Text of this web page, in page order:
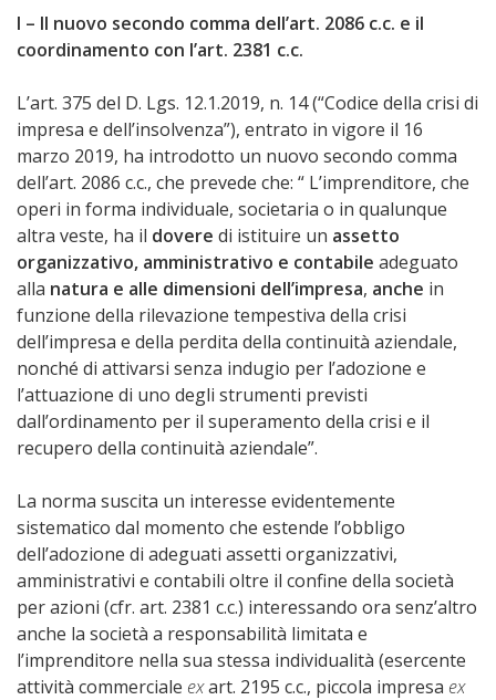
I – Il nuovo secondo comma dell’art. 2086 c.c. e il
coordinamento con l’art. 2381 c.c.
L’art. 375 del D. Lgs. 12.1.2019, n. 14 (“Codice della crisi di
impresa e dell’insolvenza”), entrato in vigore il 16
marzo 2019, ha introdotto un nuovo secondo comma
dell’art. 2086 c.c., che prevede che: “ L’imprenditore, che
operi in forma individuale, societaria o in qualunque
altra veste, ha il dovere di istituire un assetto
organizzativo, amministrativo e contabile adeguato
alla natura e alle dimensioni dell’impresa, anche in
funzione della rilevazione tempestiva della crisi
dell’impresa e della perdita della continuità aziendale,
nonché di attivarsi senza indugio per l’adozione e
l’attuazione di uno degli strumenti previsti
dall’ordinamento per il superamento della crisi e il
recupero della continuità aziendale”.
La norma suscita un interesse evidentemente
sistematico dal momento che estende l’obbligo
dell’adozione di adeguati assetti organizzativi,
amministrativi e contabili oltre il confine della società
per azioni (cfr. art. 2381 c.c.) interessando ora senz’altro
anche la società a responsabilità limitata e
l’imprenditore nella sua stessa individualità (esercente
attività commerciale exart. 2195 c.c., piccola impresa ex